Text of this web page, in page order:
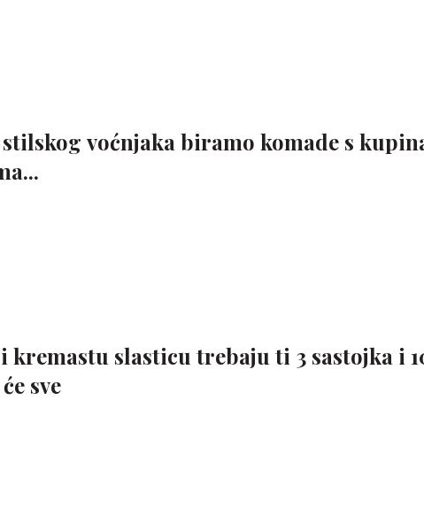
voćnjaka biramo komade s
kremastu slasticu trebaju ti 3 sastojka i
sve